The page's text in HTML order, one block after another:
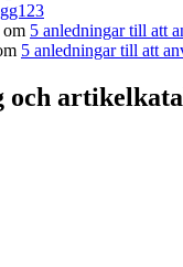
om 5 anledningar till att
5 anledningar till att
och